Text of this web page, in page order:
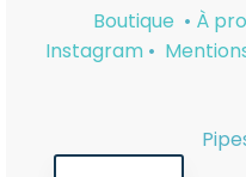
Boutique • À
Instagram •